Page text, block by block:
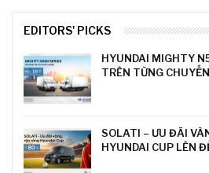
EDITORS' PICKS
HYUNDAI MIGHTY
TRÊN TỪNG
SOLATI – ƯU ĐÃI
HYUNDAI CUP LÊN